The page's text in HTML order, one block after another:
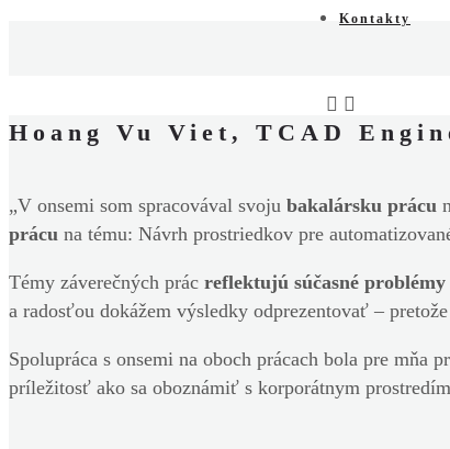
Kontakty
Hoang Vu Viet, TCAD
„V onsemi som spracovával svoju bakalársku prácu
prácu na tému: Návrh prostriedkov pre
Témy záverečných prác reflektujú súčasné
a radosťou dokážem výsledky odprezentovať –
Spolupráca s onsemi na oboch prácach bola pre
príležitosť ako sa oboznámiť s korporátnym